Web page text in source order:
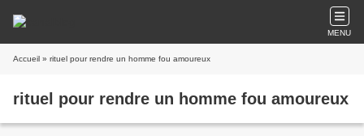
MENU
Accueil » rituel pour rendre un homme fou amoureux
rituel pour rendre un homme fou amoureux